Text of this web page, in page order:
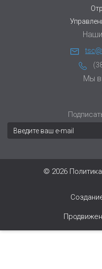
Мы в
© 2026